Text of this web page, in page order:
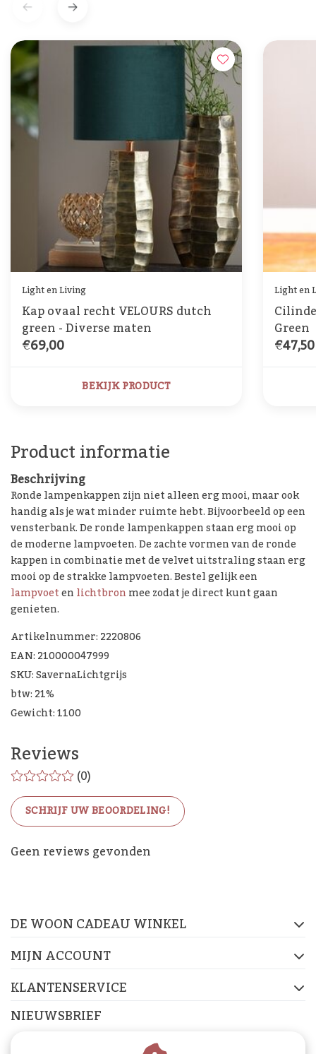
Light en Living
Kap ovaal recht VELOURS dutch
green - Diverse maten
€69,00
BEKIJK PRODUCT
Light en
Green
€47,50
Product informatie
Beschrijving
Ronde lampenkappen zijn niet alleen erg mooi, maar ook
handig als je wat minder ruimte hebt. Bijvoorbeeld op een
vensterbank. De ronde lampenkappen staan erg mooi op
de moderne lampvoeten. De zachte vormen van de ronde
kappen in combinatie met de velvet uitstraling staan erg
mooi op de strakke lampvoeten. Bestel gelijk een
lampvoetenlichtbronmee zodat je direct kunt gaan
genieten.
Artikelnummer: 2220806
EAN: 210000047999
SKU: SavernaLichtgrijs
btw: 21%
Gewicht: 1100
Reviews
(0)
SCHRIJF UW BEOORDELING!
Geen reviews gevonden
De Woon Cadeau Winkel
DE WOON CADEAU WINKEL
MIJN ACCOUNT
KLANTENSERVICE
NIEUWSBRIEF
Abonneer je op onze nieuwsbrief om op de hoogte te